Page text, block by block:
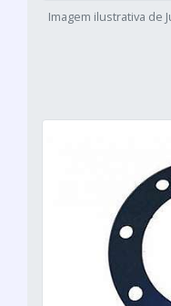
Imagem ilustrativa de